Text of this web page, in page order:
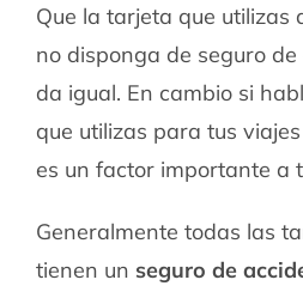
Que la tarjeta que utilizas
no disponga de seguro
da igual. En cambio si
que utilizas para tus
es un factor importante a
Generalmente todas las
tienen un seguro de